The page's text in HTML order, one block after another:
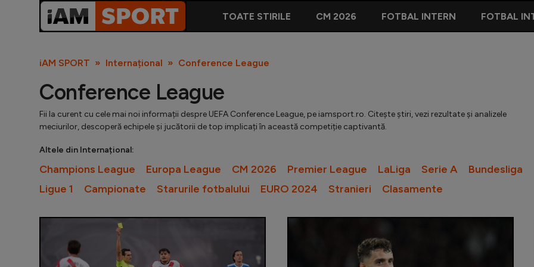
TOATE STIRILE CM 2026 FOTBAL INTERN FOTBAL
iAM SPORT Internațional Conference League
Conference League
Fii la curent cu cele mai noi informații despre UEFA Conference League, pe iamsport.ro. Citește știri, vezi rezultate și analizele
meciurilor, descoperă echipele și jucătorii de top implicați în această competiție captivantă.
Altele din Internațional:
Champions League Europa League CM 2026 Premier League LaLiga Serie A
Bundesliga
Ligue 1
Campionate Starurile fotbalului EURO 2024 Stranieri Clasamente
Andrei